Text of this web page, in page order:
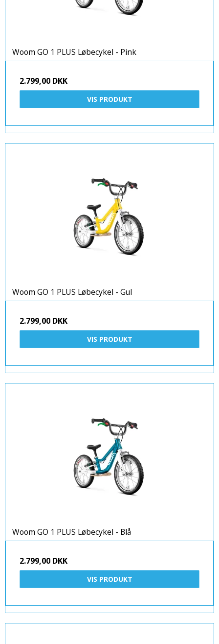
Woom GO 1 PLUS Løbecykel - Pink
2.799,00 DKK
VIS PRODUKT
Woom GO 1 PLUS Løbecykel - Gul
2.799,00 DKK
VIS PRODUKT
Woom GO 1 PLUS Løbecykel - Blå
2.799,00 DKK
VIS PRODUKT